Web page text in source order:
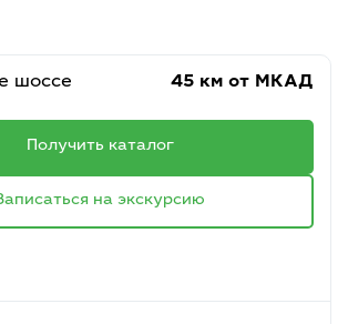
шоссе 45 км от МКАД
Получить каталог
на экскурсию